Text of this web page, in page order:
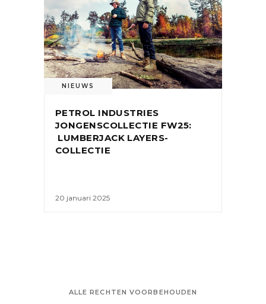
NIEUWS
PETROL INDUSTRIES
JONGENSCOLLECTIE FW25:
LUMBERJACK LAYERS-
COLLECTIE
20 januari 2025
ALLE RECHTEN VOORBEHOUDEN